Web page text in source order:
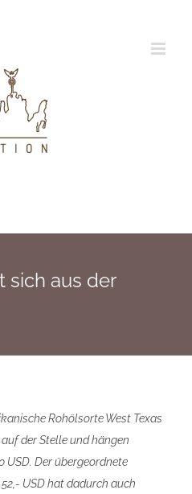
sich aus der
Rohölsorte West Texas
der Stelle und hängen
USD. Der übergeordnete
USD hat dadurch auch